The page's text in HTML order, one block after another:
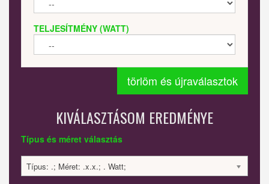
TELJESÍTMÉNY (WATT)
törlöm és újraválasztok
KIVÁLASZTÁSOM EREDMÉNYE
Típus és méret választás
Típus: .; Méret: .x.x.; . Watt;